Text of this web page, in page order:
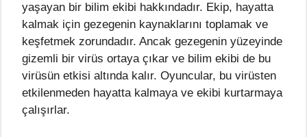
yaşayan bir bilim ekibi hakkındadır. Ekip, hayatta
kalmak için gezegenin kaynaklarını toplamak ve
keşfetmek zorundadır. Ancak gezegenin yüzeyinde
gizemli bir virüs ortaya çıkar ve bilim ekibi de bu
virüsün etkisi altında kalır. Oyuncular, bu virüsten
etkilenmeden hayatta kalmaya ve ekibi kurtarmaya
çalışırlar.